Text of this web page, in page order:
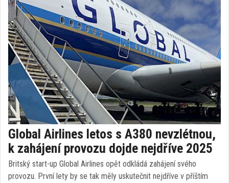
Global Airlines letos s A380 nevzlétnou,
k zahájení provozu dojde nejdříve 2025
Britský start-up Global Airlines opět odkládá zahájení svého
provozu. První lety by se tak měly uskutečnit nejdříve v příštím